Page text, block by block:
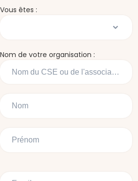
Vous êtes :
Nom de votre organisation :